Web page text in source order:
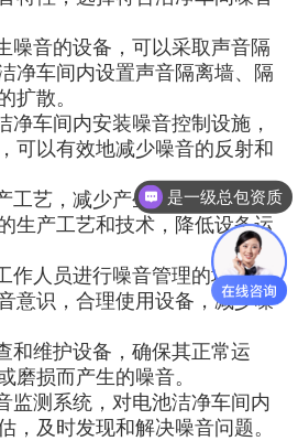
噪音的设备，可以采取声音隔
净车间内设置声音隔离墙、隔
扩散。
净车间内安装噪音控制设施，
可以有效地减少噪音的反射和
工艺，减少产生噪音的环节。
生产工艺和技术，降低设备运
作人员进行噪音管理的培训和
意识，合理使用设备，减少噪
和维护设备，确保其正常运
磨损而产生的噪音。
监测系统，对电池洁净车间 内
，及时发现和解决噪音问题。
是一级总包资质